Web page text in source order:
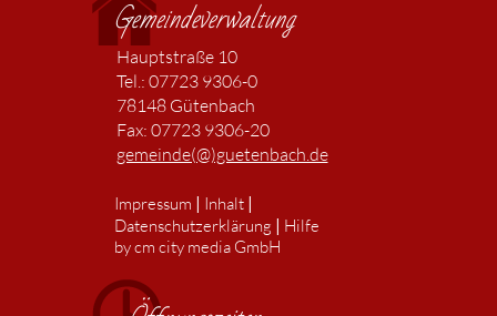
Gemeindeverwaltung
Hauptstraße 10
Tel.: 07723 9306-0
78148 Gütenbach
Fax: 07723 9306-20
gemeinde(@)guetenbach.de
Impressum | Inhalt|
Datenschutzerklärung | Hilfe
by cm city media GmbH